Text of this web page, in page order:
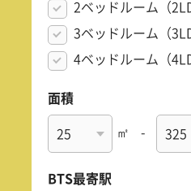
2ベッドルーム（
3ベッドルーム（
4ベッドルーム（
面積
㎡ -
BTS最寄駅